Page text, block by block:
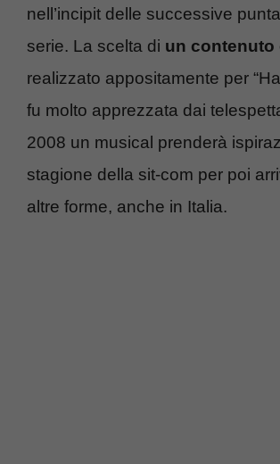
nell’incipit delle successive
serie. La scelta di un contenuto
realizzato appositamente per
fu molto apprezzata dai
2008 un musical prenderà
stagione della sit-com per poi
altre forme, anche in Italia.